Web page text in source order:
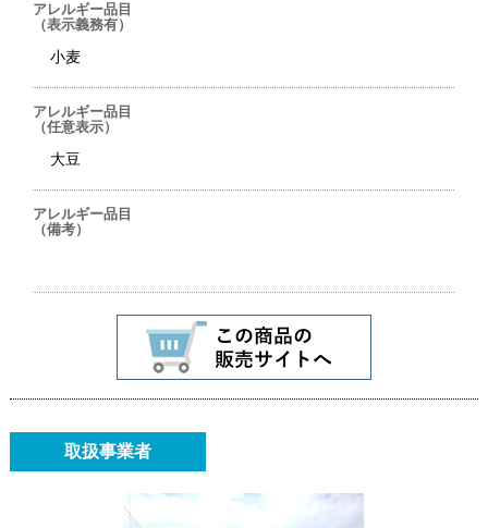
アレルギー品目
（表示義務有）
小麦
アレルギー品目
（任意表示）
大豆
アレルギー品目
（備考）
取扱事業者